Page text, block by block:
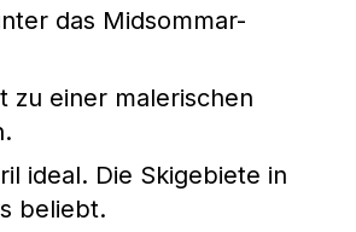
das Midsommar-
zu einer malerischen
ideal. Die Skigebiete in
beliebt.